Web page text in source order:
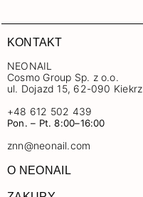
KONTAKT
NEONAIL
Cosmo Group Sp. z o.o.
ul. Dojazd 15, 62-090 Kiekrz
+48 612 502 439
Pon. – Pt. 8:00–16:00
znn@neonail.com
O NEONAIL